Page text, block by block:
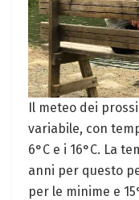
Il meteo dei
variabile, con
6°C e i 16°C. La
anni per questo
per le minime e